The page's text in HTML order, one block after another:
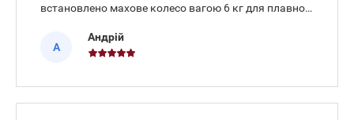
встановлено махове колесо вагою 6 кг для плавної
відчувають занадто сильного напруження.
Велотренажер Trex Sport TX-450MB
А
Андрій